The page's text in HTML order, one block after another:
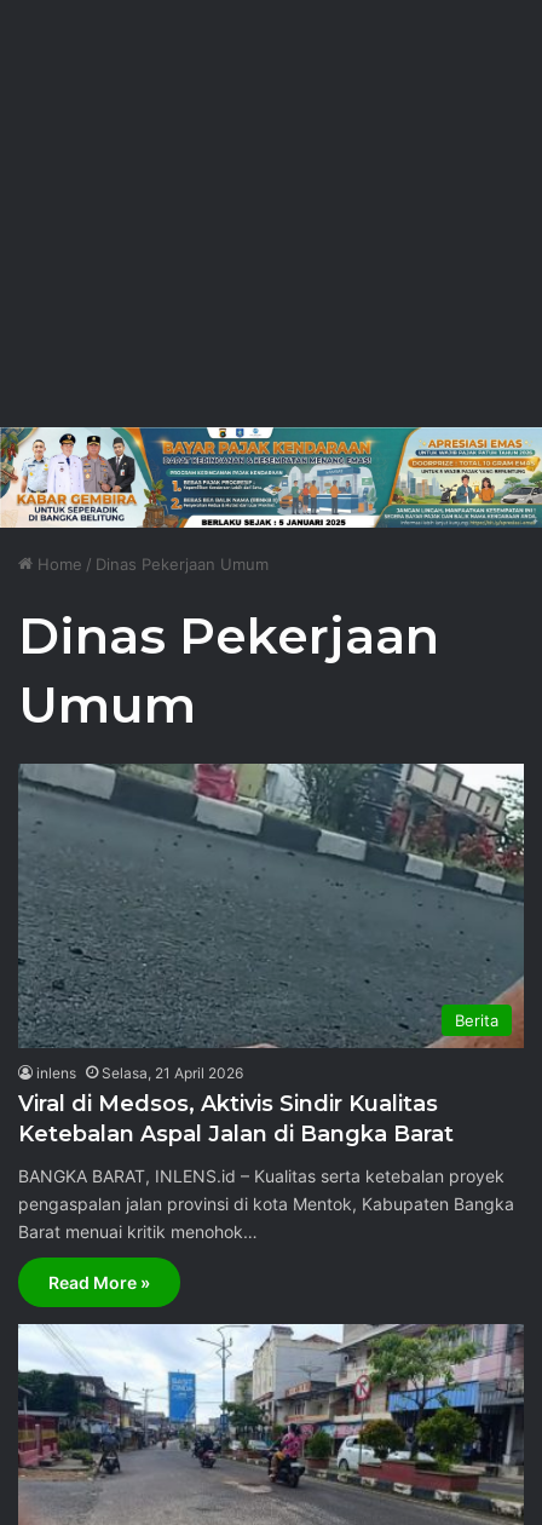
Home / Dinas Pekerjaan Umum
Dinas Pekerjaan
Umum
Berita
inlens Selasa, 21 April 2026
Viral di Medsos, Aktivis Sindir Kualitas
Ketebalan Aspal Jalan di Bangka Barat
BANGKA BARAT, INLENS.id – Kualitas serta ketebalan proyek
pengaspalan jalan provinsi di kota Mentok, Kabupaten Bangka
Barat menuai kritik menohok…
Read More »